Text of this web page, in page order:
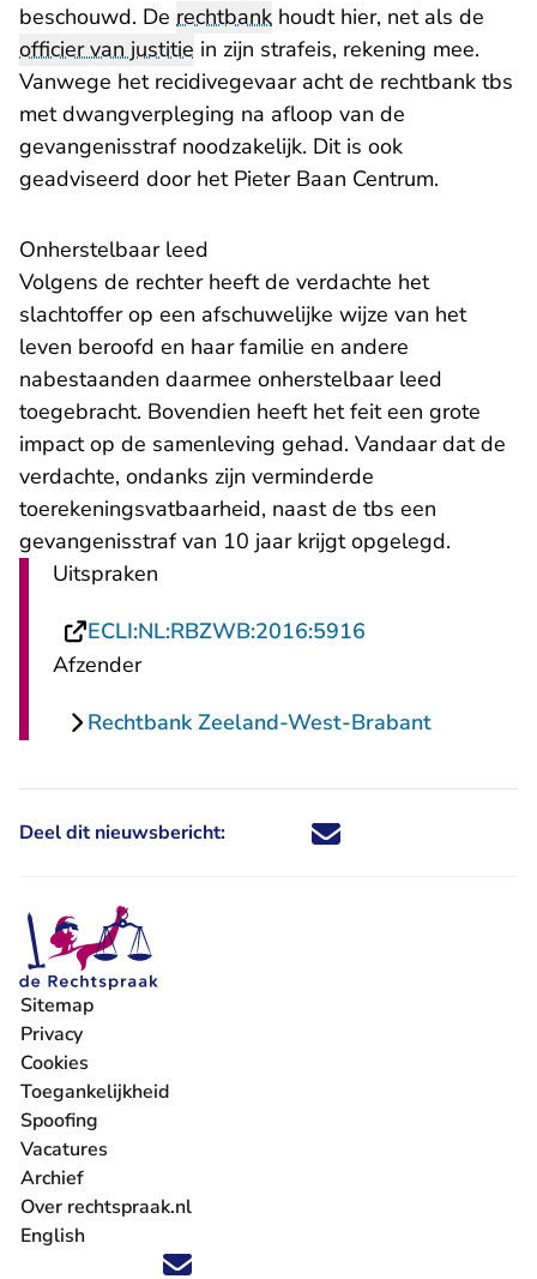
beschouwd. De rechtbank houdt hier, net als de
officier van justitie in zijn strafeis, rekening mee.
Vanwege het recidivegevaar acht de rechtbank tbs
met dwangverpleging na afloop van de
gevangenisstraf noodzakelijk. Dit is ook
geadviseerd door het Pieter Baan Centrum.
Onherstelbaar leed
Volgens de rechter heeft de verdachte het
slachtoffer op een afschuwelijke wijze van het
leven beroofd en haar familie en andere
nabestaanden daarmee onherstelbaar leed
toegebracht. Bovendien heeft het feit een grote
impact op de samenleving gehad. Vandaar dat de
verdachte, ondanks zijn verminderde
toerekeningsvatbaarheid, naast de tbs een
gevangenisstraf van 10 jaar krijgt opgelegd.
Uitspraken
ECLI:NL:RBZWB:2016:5916
Afzender
Rechtbank Zeeland-West-Brabant
Deel dit nieuwsbericht: Deel dit nieuwsbericht via X -
Deel dit nieuwsbericht via
Deel dit nieuwsbericht
Deel dit
Volg ons op X (Twitter) - U verlaat Rechtspraak.nl
Volg ons op Facebook - U verlaat Rechtspraak.nl
Volg ons op Instagram - U verlaat Rechtspraak.nl
Volg ons op Youtube - U verlaat Rechtspraak.nl
Volg ons op LinkedIn - U verlaat
'Blijf op de hoogte' nieuwsbrief - U verlaat
Sitemap
Privacy
Cookies
Toegankelijkheid
Spoofing
Vacatures
- U verlaat Rechtspraak.nl
Archief
Over rechtspraak.nl
English